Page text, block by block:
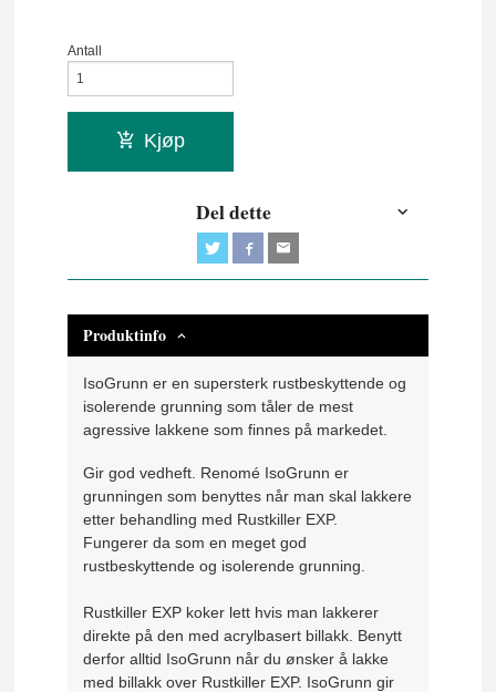
Antall
Kjøp
Del dette
Produktinfo
IsoGrunn er en supersterk rustbeskyttende og
isolerende grunning som tåler de mest
agressive lakkene som finnes på markedet.
Gir god vedheft. Renomé IsoGrunn er
grunningen som benyttes når man skal lakkere
etter behandling med Rustkiller EXP.
Fungerer da som en meget god
rustbeskyttende og isolerende grunning.
Rustkiller EXP koker lett hvis man lakkerer
direkte på den med acrylbasert billakk. Benytt
derfor alltid IsoGrunn når du ønsker å lakke
med billakk over Rustkiller EXP. IsoGrunn gir